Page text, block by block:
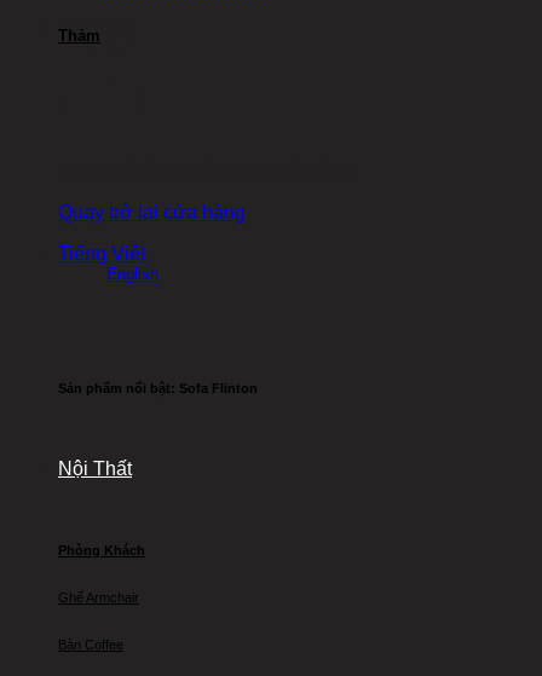
Giỏ hàng
Quay trở lại cửa hàng
Tiếng Việt
English
Thảm
Sản phẩm nổi bật: Sofa Flinton
Nội Thất
Phòng Khách
Ghế Armchair
Bàn Coffee